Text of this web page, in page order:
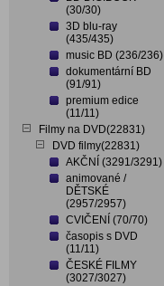
(30/30)
3D blu-ray
(435/435)
music BD (236/236)
dokumentární BD
(91/91)
premium edice
(11/11)
Filmy na DVD(22831)
DVD filmy(22831)
AKČNÍ (3291/3291)
animované /
DĚTSKÉ
(2957/2957)
CVIČENÍ (70/70)
časopis s DVD
(11/11)
ČESKÉ FILMY
(3027/3027)